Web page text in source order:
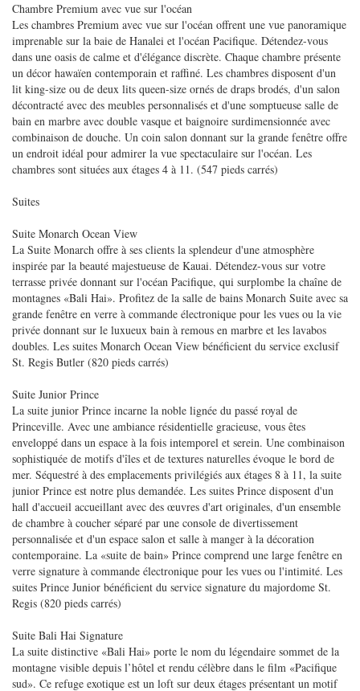
Chambre Premium avec vue sur l'océan
Les chambres Premium avec vue sur l'océan offrent une vue panoramique
imprenable sur la baie de Hanalei et l'océan Pacifique. Détendez-vous
dans une oasis de calme et d'élégance discrète. Chaque chambre présente
un décor hawaïen contemporain et raffiné. Les chambres disposent d'un
lit king-size ou de deux lits queen-size ornés de draps brodés, d'un salon
décontracté avec des meubles personnalisés et d'une somptueuse salle de
bain en marbre avec double vasque et baignoire surdimensionnée avec
combinaison de douche. Un coin salon donnant sur la grande fenêtre offre
un endroit idéal pour admirer la vue spectaculaire sur l'océan. Les
chambres sont situées aux étages 4 à 11. (547 pieds carrés)
Suites
Suite Monarch Ocean View
La Suite Monarch offre à ses clients la splendeur d'une atmosphère
inspirée par la beauté majestueuse de Kauai. Détendez-vous sur votre
terrasse privée donnant sur l'océan Pacifique, qui surplombe la chaîne de
montagnes «Bali Hai». Profitez de la salle de bains Monarch Suite avec sa
grande fenêtre en verre à commande électronique pour les vues ou la vie
privée donnant sur le luxueux bain à remous en marbre et les lavabos
doubles. Les suites Monarch Ocean View bénéficient du service exclusif
St. Regis Butler (820 pieds carrés)
Suite Junior Prince
La suite junior Prince incarne la noble lignée du passé royal de
Princeville. Avec une ambiance résidentielle gracieuse, vous êtes
enveloppé dans un espace à la fois intemporel et serein. Une combinaison
sophistiquée de motifs d'îles et de textures naturelles évoque le bord de
mer. Séquestré à des emplacements privilégiés aux étages 8 à 11, la suite
junior Prince est notre plus demandée. Les suites Prince disposent d'un
hall d'accueil accueillant avec des œuvres d'art originales, d'un ensemble
de chambre à coucher séparé par une console de divertissement
personnalisée et d'un espace salon et salle à manger à la décoration
contemporaine. La «suite de bain» Prince comprend une large fenêtre en
verre signature à commande électronique pour les vues ou l'intimité. Les
suites Prince Junior bénéficient du service signature du majordome St.
Regis (820 pieds carrés)
Suite Bali Hai Signature
La suite distinctive «Bali Hai» porte le nom du légendaire sommet de la
montagne visible depuis l’hôtel et rendu célèbre dans le film «Pacifique
sud». Ce refuge exotique est un loft sur deux étages présentant un motif